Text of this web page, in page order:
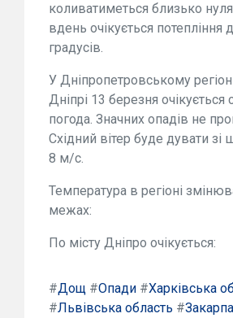
коливатиметься близько нуля
вдень очікується потепління
градусів.
У Дніпропетровському
Дніпрі 13 березня очікується
погода. Значних опадів не
Східний вітер буде дувати зі
8 м/с.
Температура в регіоні
межах:
По місту Дніпро очікується:
#Дощ #Опади #Харківська
#Львівська область #